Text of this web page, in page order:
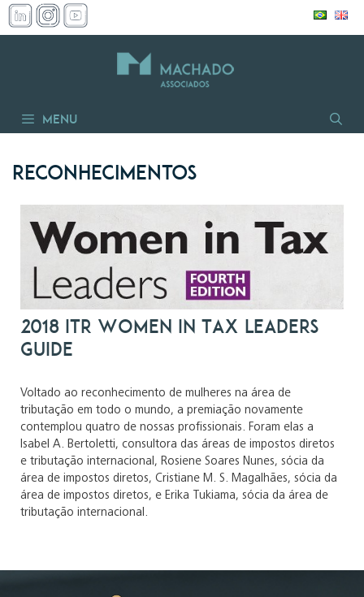
Pular
para
Menu
Reconhecimentos
2018 ITR Women in Tax Leaders
Guide
Voltado ao reconhecimento de mulheres na área de
tributação em todo o mundo, a premiação novamente
contemplou quatro de nossas profissionais. Foram elas a
Isabel A. Bertoletti, consultora das áreas de impostos diretos
e tributação internacional, Rosiene Soares Nunes, sócia da
área de impostos diretos, Cristiane M. S. Magalhães, sócia da
área de impostos diretos, e Erika Tukiama, sócia da área de
tributação internacional.